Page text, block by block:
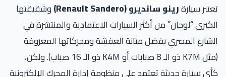
تعتبر سيارةرينو سانديرو (Renault Sandero)
وشقيقتها
الكبرى “لوجان” من أكثر السيارات الاعتمادية والمنتشرة في
الشارع المصري بفضل متانة العفشة ومحركاتها المعروفة
(مثل K7M ذو الـ 8 صبابات أو K4M ذو الـ 16 صباب). ولكن،
كأي سيارة حديثة تعتمد على منظومة إدارة المحرك الإلكترونية